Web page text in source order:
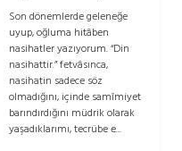
Son dönemlerde geleneğe
uyup, oğluma hitâben
nasihatler yazıyorum. “Din
nasihattir.” fetvâsınca,
nasihatin sadece söz
olmadığını, içinde samîmiyet
barındırdığını müdrik olarak
yaşadıklarımı, tecrübe e...